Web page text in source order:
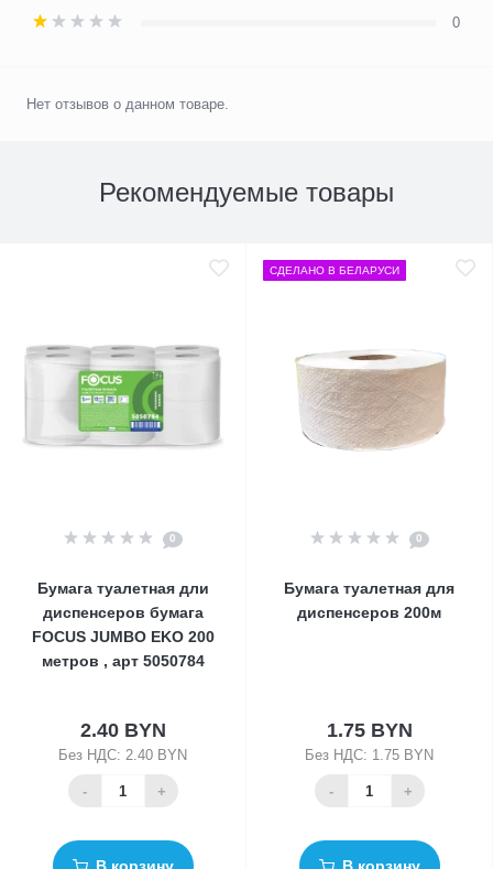
0
Нет отзывов о данном товаре.
Рекомендуемые товары
0
Бумага туалетная дли
диспенсеров бумага
FOCUS JUMBO EKO 200
метров , арт 5050784
2.40 BYN
Без НДС: 2.40 BYN
- +
СДЕЛАНО В БЕЛАРУСИ
0
Бумага туалетная для
диспенсеров 200м
1.75 BYN
Без НДС: 1.75 BYN
- +